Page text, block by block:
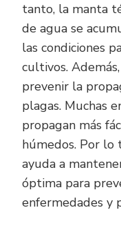
tanto, la manta
de agua se
las condiciones
cultivos.
prevenir la
plagas. Muchas
propagan más
húmedos. Por lo
ayuda a
óptima para
enfermedades y